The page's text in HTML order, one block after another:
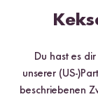
Du hast es
unserer (US-
beschriebenen